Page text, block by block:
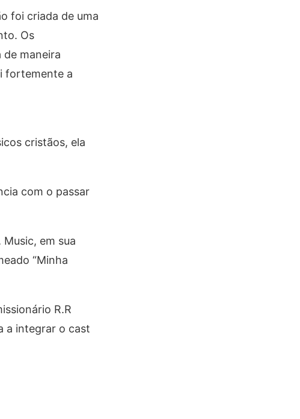
foi criada de uma
Os
maneira
fortemente a
cristãos, ela
com o passar
em sua
“Minha
R.R
a integrar o cast